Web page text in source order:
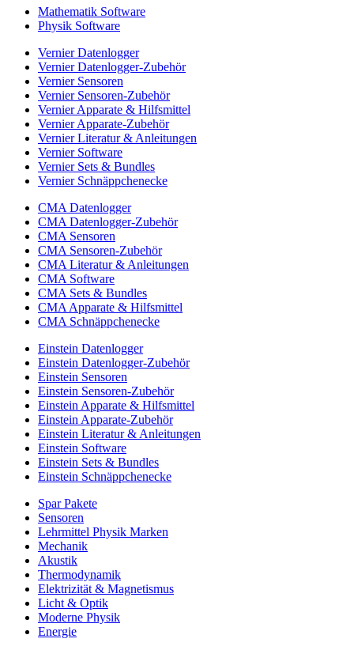
Mathematik Software
Physik Software
Vernier Datenlogger
Vernier Datenlogger-Zubehör
Vernier Sensoren
Vernier Sensoren-Zubehör
Vernier Apparate & Hilfsmittel
Vernier Apparate-Zubehör
Vernier Literatur & Anleitungen
Vernier Software
Vernier Sets & Bundles
Vernier Schnäppchenecke
CMA Datenlogger
CMA Datenlogger-Zubehör
CMA Sensoren
CMA Sensoren-Zubehör
CMA Literatur & Anleitungen
CMA Software
CMA Sets & Bundles
CMA Apparate & Hilfsmittel
CMA Schnäppchenecke
Einstein Datenlogger
Einstein Datenlogger-Zubehör
Einstein Sensoren
Einstein Sensoren-Zubehör
Einstein Apparate & Hilfsmittel
Einstein Apparate-Zubehör
Einstein Literatur & Anleitungen
Einstein Software
Einstein Sets & Bundles
Einstein Schnäppchenecke
Spar Pakete
Sensoren
Lehrmittel Physik Marken
Mechanik
Akustik
Thermodynamik
Elektrizität & Magnetismus
Licht & Optik
Moderne Physik
Energie